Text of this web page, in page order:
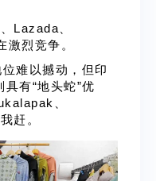
Lazada、
烈竞争。
难以撼动，但印
有“地头蛇”优
、
赶。